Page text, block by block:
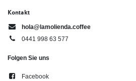
Kontakt
hola@lamolienda.coffee
0441 998 63 577
Folgen Sie uns
Facebook